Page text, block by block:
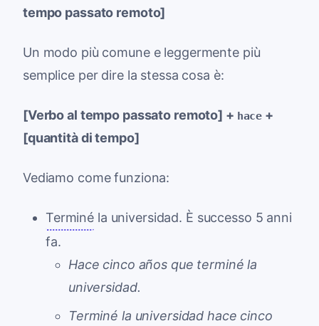
tempo passato remoto]
Un modo più comune e leggermente più
semplice per dire la stessa cosa è:
[Verbo al tempo passato remoto] + hace +
[quantità di tempo]
Vediamo come funziona:
Terminé la universidad. È successo 5 anni
fa.
Hace cinco años que terminé la
universidad.
Terminé la universidad hace cinco